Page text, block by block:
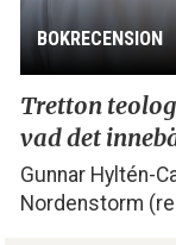
BOKRECENSION
Tretton
vad det
Gunnar Hyltén-
Nordenstorm